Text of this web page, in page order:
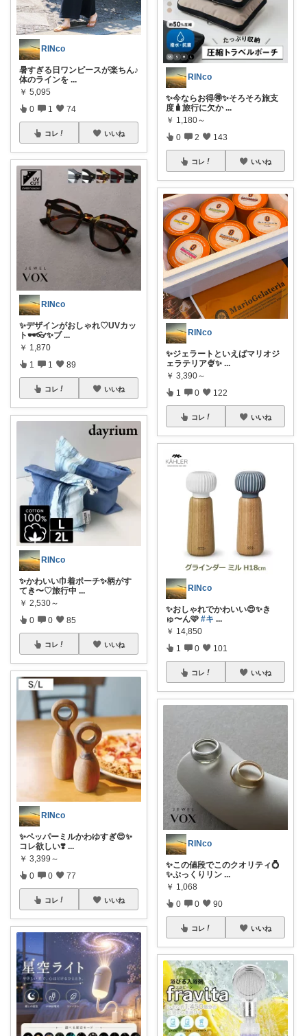
RINco
暑すぎる日ワンピースが楽ちん♪
体のラインを ...
￥ 5,095
0 1 74
コレ いいね
RINco
✨デザインがおしゃれ♡UVカッ
ト🕶️👓✨ブ ...
￥ 1,870
1 1 89
コレ いいね
RINco
✨かわいい巾着ポーチ✨柄がす
てき〜♡旅行中 ...
￥ 2,530～
0 0 85
コレ いいね
RINco
✨ペッパーミルかわゆすぎ😍✨
コレ欲しい❣️ ...
￥ 3,399～
0 0 77
コレ いいね
RINco
✨今ならお得🉐✨そろそろ旅支
度🧳旅行に欠か ...
￥ 1,180～
0 2 143
コレ いいね
RINco
✨ジェラートといえばマリオジ
ェラテリア🍨✨ ...
￥ 3,390～
1 0 122
コレ いいね
RINco
✨おしゃれでかわいい😍✨き
ゅ〜ん🩷 #キ ...
￥ 14,850
1 0 101
コレ いいね
RINco
✨この値段でこのクオリティ💍
✨ぷっくりリン ...
￥ 1,068
0 0 90
コレ いいね